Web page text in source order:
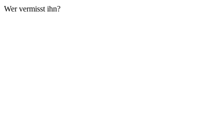
Wer vermisst ihn?